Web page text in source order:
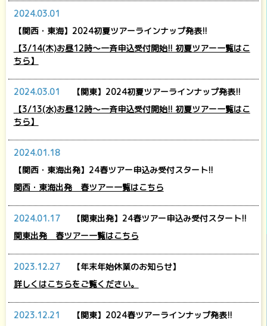
2024.03.01
【関西・東海】2024初夏ツアーラインナップ発表!!
【3/14(木)お昼12時～一斉申込受付開始!! 初夏ツアー一覧はこ
ちら】
2024.03.01
【関東】2024初夏ツアーラインナップ発表!!
【3/13(水)お昼12時～一斉申込受付開始!! 初夏ツアー一覧はこ
ちら】
2024.01.18
【関西・東海出発】24春ツアー申込み受付スタート!!
関西・東海出発 春ツアー一覧はこちら
2024.01.17
【関東出発】24春ツアー申込み受付スタート!!
関東出発 春ツアー一覧はこちら
2023.12.27
【年末年始休業のお知らせ】
詳しくはこちらをご覧ください。
2023.12.21
【関東】2024春ツアーラインナップ発表!!